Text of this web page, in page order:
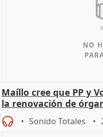
Maíllo cree que PP y
la renovación de
Sonido Totales